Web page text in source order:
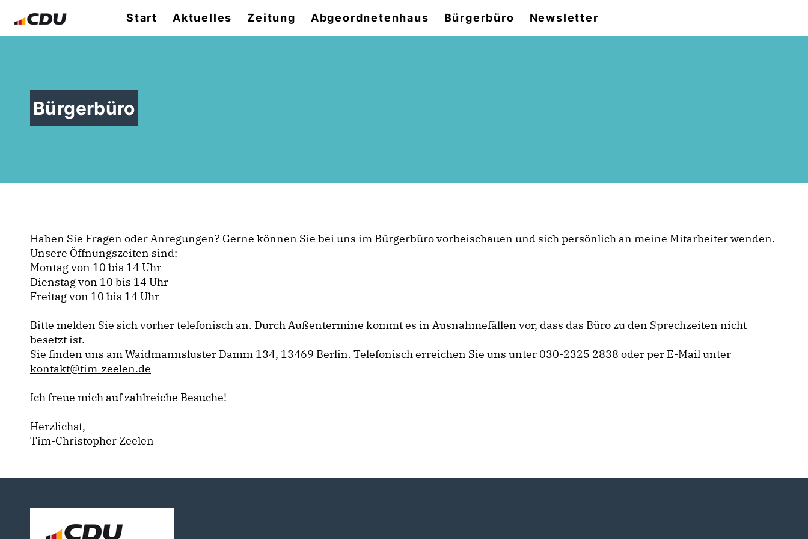
Start Aktuelles Zeitung Abgeordnetenhaus Bürgerbüro Newsletter
Bürgerbüro
Haben Sie Fragen oder Anregungen? Gerne können Sie bei uns im Bürgerbüro vorbeischauen und sich persönlich an meine Mitarbeiter wenden.
Unsere Öffnungszeiten sind:
Montag von 10 bis 14 Uhr
Dienstag von 10 bis 14 Uhr
Freitag von 10 bis 14 Uhr
Bitte melden Sie sich vorher telefonisch an. Durch Außentermine kommt es in Ausnahmefällen vor, dass das Büro zu den Sprechzeiten nicht
besetzt ist.
Sie finden uns am Waidmannsluster Damm 134, 13469 Berlin. Telefonisch erreichen Sie uns unter 030-2325 2838 oder per E-Mail unter
kontakt@tim-zeelen.de
Ich freue mich auf zahlreiche Besuche!
Herzlichst,
Tim-Christopher Zeelen